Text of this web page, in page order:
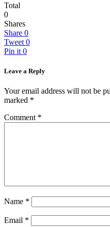
Total
0
Shares
Share 0
Tweet 0
Pin it 0
Leave a Reply
Your email address will not be
marked *
Comment *
Name *
Email *